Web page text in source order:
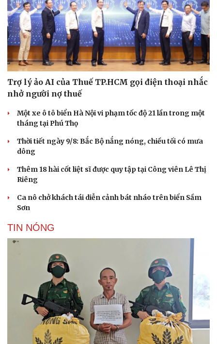
Sản phụ khoa
Nhi khoa
Nam khoa
Làm đẹp - giảm cân
Phòng mạch online
Ăn sạch sống khỏe
Tình yêu - Gia đình
Trợ lý ảo AI của Thuế TP.HCM gọi điện thoại nhắc
nhở người nợ thuế
Một xe ô tô biển Hà Nội vi phạm tốc độ 21 lần trong một
tháng tại Phú Thọ
Thời tiết ngày 9/8: Bắc Bộ nắng nóng, chiều tối có mưa
dông
Thêm 18 hài cốt liệt sĩ được quy tập tại Công viên Lê Thị
Riêng
Ca nô chở khách tái diễn cảnh bát nháo trên biển Sầm
Sơn
TIN NÓNG